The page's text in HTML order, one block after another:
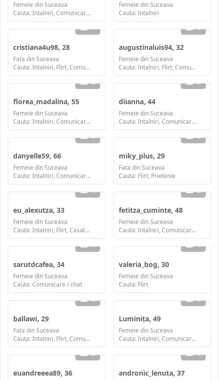
Femeie din Suceava
Cauta: Intalniri, Comunicare / chat, Prietenie, Casatorie
Femeie din Suceava
Cauta: Intalniri
1
cristiana4u98, 28
Fata din Suceava
Cauta: Intalniri, Flirt, Comunicare / chat, Prietenie, Casatorie
1
augustinaluis94, 32
Femeie din Suceava
Cauta: Intalniri, Flirt, Comunicare / chat, Prietenie, Casatorie
2
florea_madalina, 55
Femeie din Suceava
Cauta: Intalniri, Comunicare / chat, Prietenie
3
diianna, 44
Femeie din Suceava
Cauta: Intalniri, Comunicare / chat, Prietenie, Casatorie
3
danyelle59, 66
Femeie din Suceava
Cauta: Intalniri, Comunicare / chat, Prietenie
3
miky_plus, 29
Fata din Suceava
Cauta: Flirt, Prietenie
1
eu_alexutza, 33
Femeie din Suceava
Cauta: Intalniri, Flirt, Casatorie
3
fetitza_cuminte, 48
Femeie din Suceava
Cauta: Intalniri, Comunicare / chat, Prietenie, Casatorie
1
sarutdcafea, 34
Femeie din Suceava
Cauta: Comunicare / chat
1
valeria_bog, 30
Femeie din Suceava
Cauta: Flirt
2
ballawi, 29
Fata din Suceava
Cauta: Intalniri, Flirt, Comunicare / chat, Prietenie, Casatorie
3
Luminița, 49
Femeie din Suceava
Cauta: Intalniri, Comunicare / chat, Prietenie, Casatorie
2
euandreeea89, 36
1
andronic_lenuta, 37